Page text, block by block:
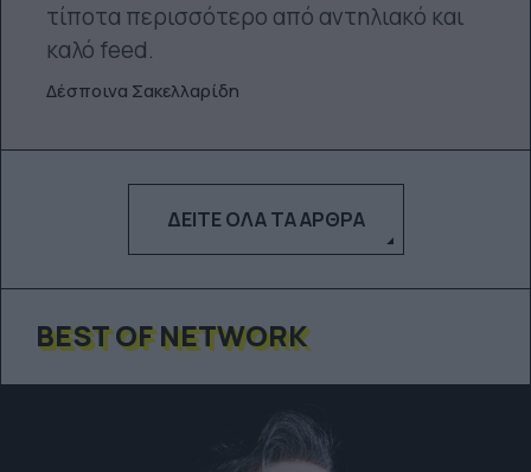
τίποτα περισσότερο από αντηλιακό και
καλό feed.
Δέσποινα Σακελλαρίδη
ΔΕΊΤΕ ΌΛΑ ΤΑ ΆΡΘΡΑ
BEST OF NETWORK